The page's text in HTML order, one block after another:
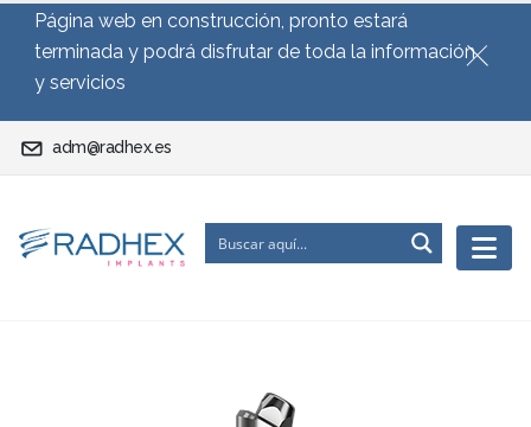
Página web en construcción, pronto estará
terminada y podrá disfrutar de toda la información
y servicios
adm@radhex.es